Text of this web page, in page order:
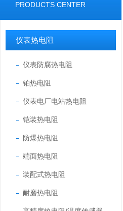
PRODUCTS CENTER
仪表热电阻
仪表防腐热电阻
铂热电阻
仪表电厂电站热电阻
铠装热电阻
防爆热电阻
端面热电阻
装配式热电阻
耐磨热电阻